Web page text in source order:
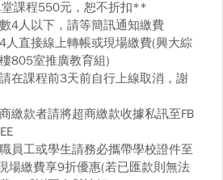
課程550元，恕不折扣**
4人以下，請等簡訊通知繳費
直接線上轉帳或現場繳費(興大綜
805室推廣教育組)
在課程前3天前自行上線取消，謝
繳款者請將超商繳款收據私訊至FB
員工或學生請務必攜帶學校證件至
場繳費享9折優惠(若已匯款則無法